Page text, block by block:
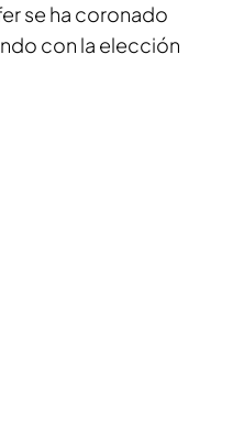
se ha coronado
con la elección